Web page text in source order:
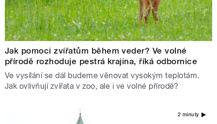
Jak pomoci zvířatům během veder? Ve volné
přírodě rozhoduje pestrá krajina, říká odbornice
Ve vysílání se dál budeme věnovat vysokým teplotám.
Jak ovlivňují zvířata v zoo, ale i ve volné přírodě?
2 minuty